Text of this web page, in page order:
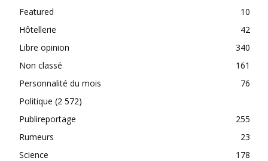
Featured
10
Hôtellerie
42
Libre opinion
340
Non classé
161
Personnalité du mois
76
Politique (2 572)
Publireportage
255
Rumeurs
23
Science
178